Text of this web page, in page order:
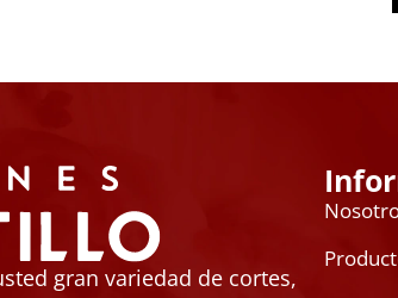
gran variedad de cortes,